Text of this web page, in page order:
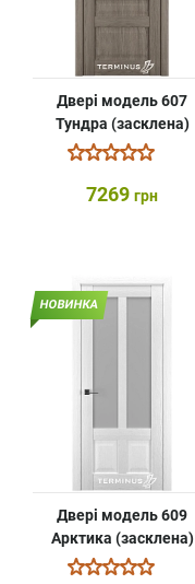
Двері модель 607
Тундра (засклена)
7269 грн
НОВИНКА
Двері модель 609
Арктика (засклена)